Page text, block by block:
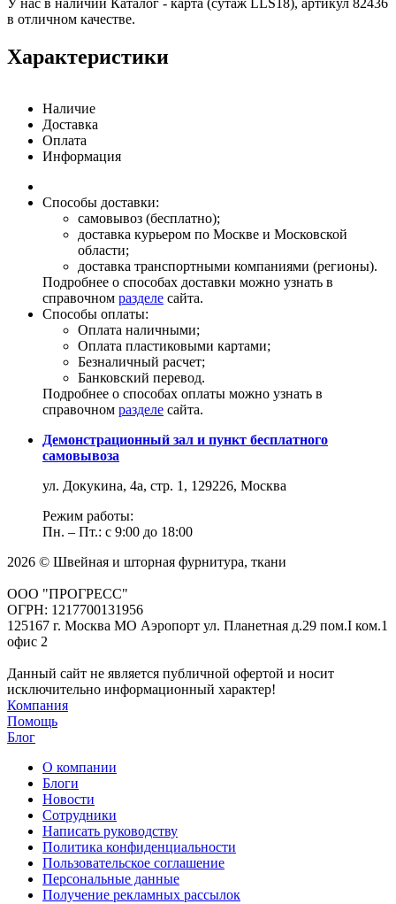
У нас в наличии Каталог - карта (сутаж LLS18), артикул 82436
в отличном качестве.
Характеристики
Наличие
Доставка
Оплата
Информация
Способы доставки:
самовывоз (бесплатно);
доставка курьером по Москве и Московской
области;
доставка транспортными компаниями (регионы).
Подробнее о способах доставки можно узнать в
справочном разделе сайта.
Способы оплаты:
Оплата наличными;
Оплата пластиковыми картами;
Безналичный расчет;
Банковский перевод.
Подробнее о способах оплаты можно узнать в
справочном разделе сайта.
Демонстрационный зал и пункт бесплатного
самовывоза
ул. Докукина, 4а, стр. 1, 129226, Москва
Режим работы:
Пн. – Пт.: с 9:00 до 18:00
2026 © Швейная и шторная фурнитура, ткани
ООО "ПРОГРЕСС"
ОГРН: 1217700131956
125167 г. Москва МО Аэропорт ул. Планетная д.29 пом.I ком.1
офис 2
Данный сайт не является публичной офертой и носит
исключительно информационный характер!
Компания
Помощь
Блог
О компании
Блоги
Новости
Сотрудники
Написать руководству
Политика конфиденциальности
Пользовательское соглашение
Персональные данные
Получение рекламных рассылок